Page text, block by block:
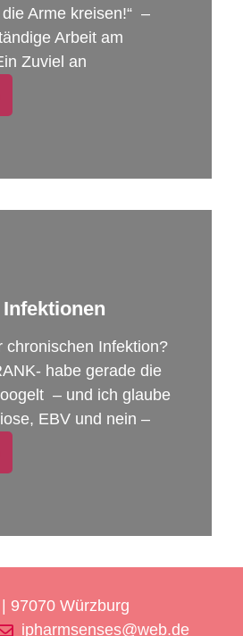
Arme kreisen!“ –
Arbeit am
Zuviel an
chronischen Infektion?
habe gerade die
– und ich glaube
EBV und nein –
97070 Würzburg
ipharmsenses@web.de